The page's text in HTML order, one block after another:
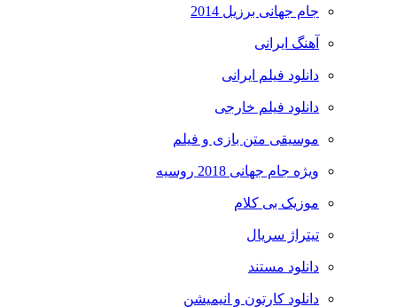
جام جهانی برزیل 2014
آهنگ ایرانی
دانلود فیلم ایرانی
دانلود فیلم خارجی
موسیقی متن بازی و فیلم
ویژه جام جهانی 2018 روسیه
موزیک بی کلام
تیتراژ سریال
دانلود مستند
دانلود کارتون و انیمیشن